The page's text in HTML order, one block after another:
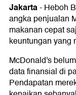
Jakarta-Heboh
angka penjualan
makanan cepat
keuntungan yang
McDonald's
data finansial di
Pendapatan